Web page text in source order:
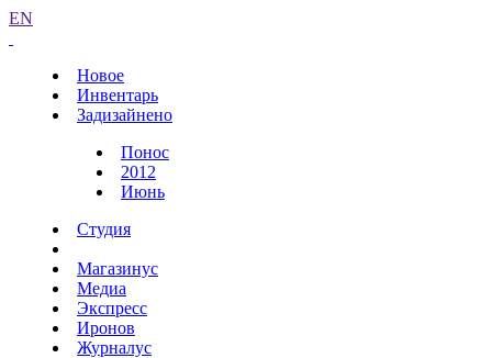
EN
Новое
Инвентарь
Задизайнено
Понос
2012
Июнь
Студия
Магазинус
Медиа
Экспресс
Иронов
Журналус